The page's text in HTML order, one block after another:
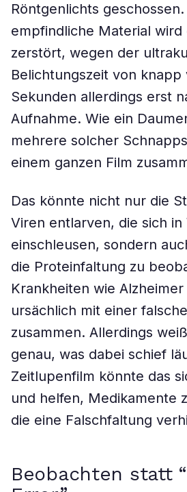
Röntgenlichts geschossen.
empfindliche Material wird
zerstört, wegen der
Belichtungszeit von knapp
Sekunden allerdings erst
Aufnahme. Wie ein
mehrere solcher
einem ganzen Film
Das könnte nicht nur die
Viren entlarven, die sich in
einschleusen, sondern
die Proteinfaltung zu
Krankheiten wie
ursächlich mit einer
zusammen. Allerdings
genau, was dabei schief
Zeitlupenfilm könnte das
und helfen, Medikamente
die eine Falschfaltung
Beobachten statt